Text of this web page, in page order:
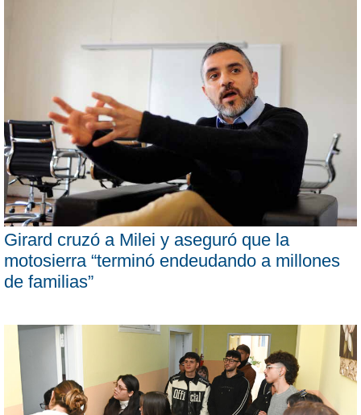
Girard cruzó a Milei y aseguró que la
motosierra “terminó endeudando a millones
de familias”